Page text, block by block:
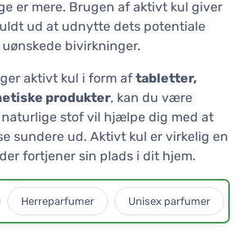
er mere. Brugen af aktivt kul giver
ud at udnytte dets potentiale
bivirkninger.
aktivt kul i form af tabletter,
produkter, kan du være
stof vil hjælpe dig med at
sundere ud. Aktivt kul er virkelig en
fortjener sin plads i dit hjem.
Herreparfumer Unisex parfumer